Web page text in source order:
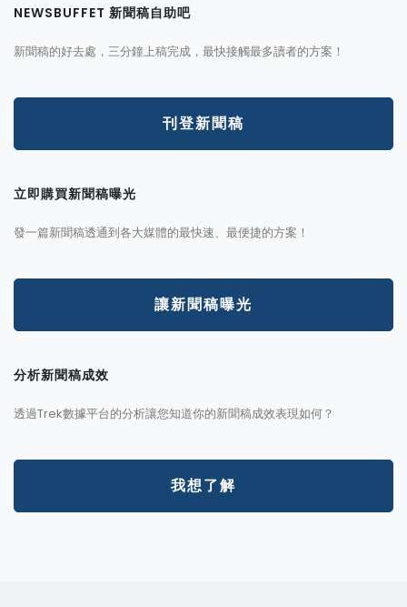
NEWSBUFFET 新聞稿自助吧
新聞稿的好去處，三分鐘上稿完成，最快接觸最多讀者的方案！
刊登新聞稿
立即購買新聞稿曝光
發一篇新聞稿透通到各大媒體的最快速、最便捷的方案！
讓新聞稿曝光
分析新聞稿成效
透過Trek數據平台的分析讓您知道你的新聞稿成效表現如何？
我想了解